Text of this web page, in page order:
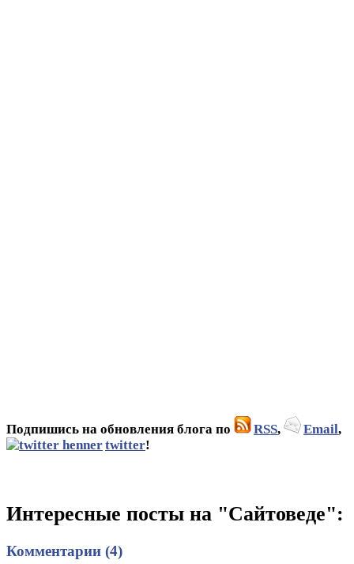
Подпишись на обновления блога по RSS, Email,
twitter!
Интересные посты на "Сайтоведе":
Комментарии (4)